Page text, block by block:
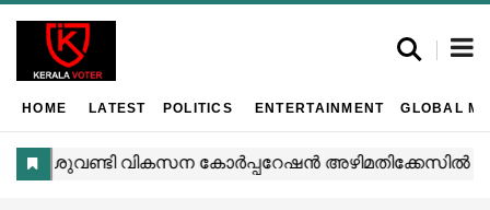
HOME LATEST POLITICS ENTERTAINMENT GLOBAL